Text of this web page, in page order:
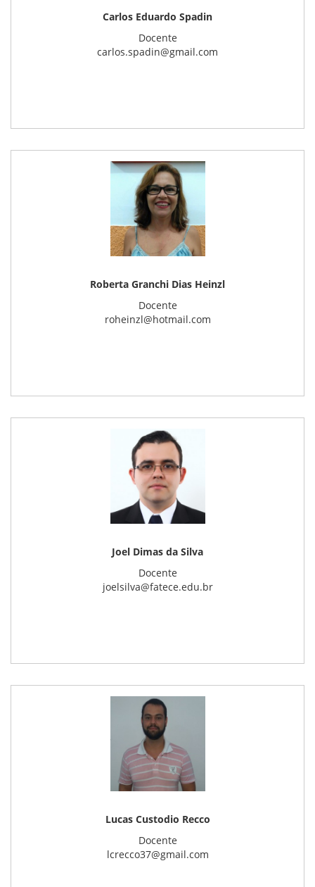
Carlos Eduardo Spadin
Docente
carlos.spadin@gmail.com
Roberta Granchi Dias Heinzl
Docente
roheinzl@hotmail.com
Joel Dimas da Silva
Docente
joelsilva@fatece.edu.br
Lucas Custodio Recco
Docente
lcrecco37@gmail.com